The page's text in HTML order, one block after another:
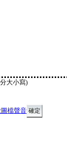
大小寫)
檔聲音